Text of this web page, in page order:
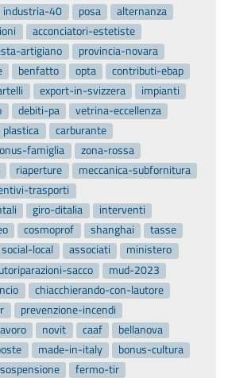
industria-40 posa
alternanza
acconciatori-estetiste
artigiano
provincia-novara
benfatto opta
contributi-ebap
export-in-svizzera
impianti
debiti-pa
vetrina-eccellenza
plastica
carburante
famiglia
zona-rossa
riaperture
meccanica-subfornitura
trasporti
giro-ditalia
interventi
cosmoprof shanghai
tasse
social-local associati
ministero
sacco
mud-2023
chiacchierando-con-lautore
prevenzione-incendi
novit caaf
bellanova
made-in-italy
bonus-cultura
sospensione
fermo-tir